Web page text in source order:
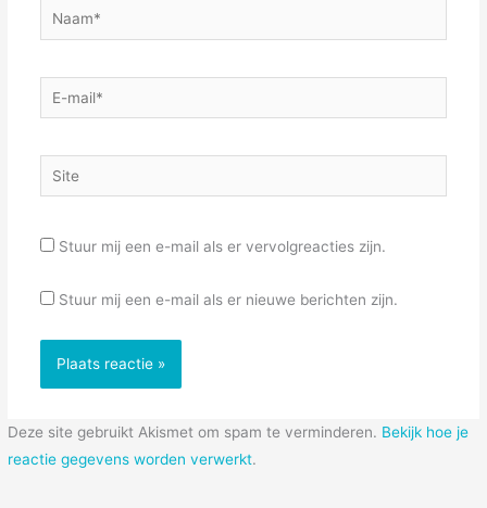
Naam*
E-
mail*
Site
Stuur mij een e-mail als er vervolgreacties zijn.
Stuur mij een e-mail als er nieuwe berichten zijn.
Deze site gebruikt Akismet om spam te verminderen. Bekijk hoe je
reactie gegevens worden verwerkt.